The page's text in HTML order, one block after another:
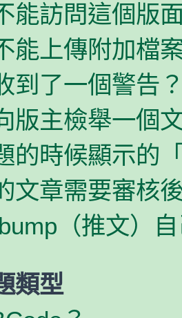
能訪問這個版
能上傳附加檔
到了一個警告
版主檢舉一個
的時候顯示的
文章需要審核
（推文）
類型